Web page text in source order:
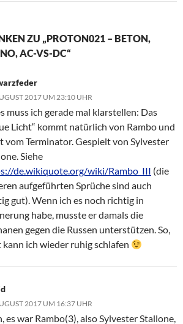
ZU „PROTON021 – BETON,
AC-VS-DC“
2017 UM 23:10 UHR
muss ich gerade mal klarstellen: Das
Licht“ kommt natürlich von Rambo und
vom Terminator. Gespielt von Sylvester
Siehe
de.wikiquote.org/wiki/Rambo_III (die
aufgeführten Sprüche sind auch
gut). Wenn ich es noch richtig in
habe, musste er damals die
gegen die Russen unterstützen. So,
kann ich wieder ruhig schlafen
2017 UM 16:37 UHR
es war Rambo(3), also Sylvester Stallone,